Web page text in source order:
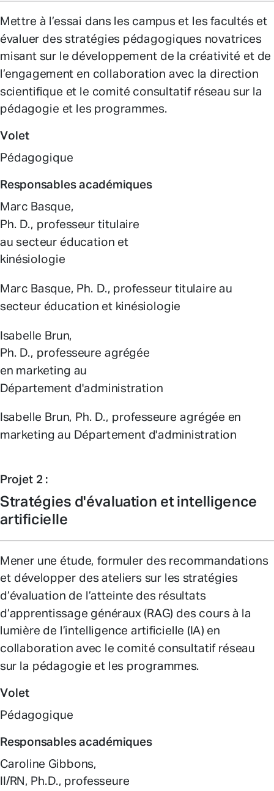
Mettre à l’essai dans les campus et les facultés et
évaluer des stratégies pédagogiques novatrices
misant sur le développement de la créativité et de
l’engagement en collaboration avec la direction
scientifique et le comité consultatif réseau sur la
pédagogie et les programmes.
Volet
Pédagogique
Responsables académiques
Marc Basque,
Ph. D., professeur titulaire
au secteur éducation et
kinésiologie
Marc Basque, Ph. D., professeur titulaire au
secteur éducation et kinésiologie
Isabelle Brun,
Ph. D., professeure agrégée
en marketing au
Département d'administration
Isabelle Brun, Ph. D., professeure agrégée en
marketing au Département d'administration
Projet 2 :
Stratégies d'évaluation et intelligence
artificielle
Mener une étude, formuler des recommandations
et développer des ateliers sur les stratégies
d’évaluation de l’atteinte des résultats
d’apprentissage généraux (RAG) des cours à la
lumière de l’intelligence artificielle (IA) en
collaboration avec le comité consultatif réseau
sur la pédagogie et les programmes.
Volet
Pédagogique
Responsables académiques
Caroline Gibbons,
II/RN, Ph.D., professeure